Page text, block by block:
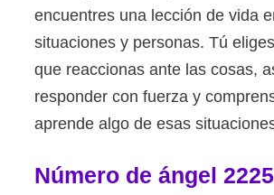
encuentres una lección de vida
situaciones y personas. Tú
que reaccionas ante las cosas,
responder con fuerza y
aprende algo de esas
Número de ángel